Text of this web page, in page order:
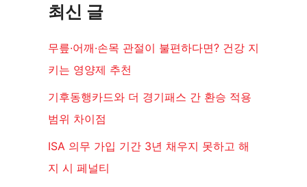
최신 글
무릎·어깨·손목 관절이 불편하다면? 건강 지
키는 영양제 추천
기후동행카드와 더 경기패스 간 환승 적용
범위 차이점
ISA 의무 가입 기간 3년 채우지 못하고 해
지 시 페널티